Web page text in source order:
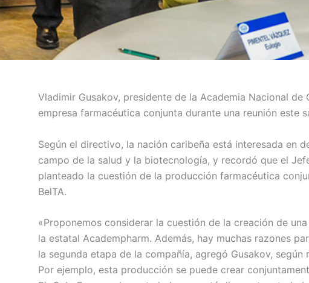
Vladimir Gusakov, presidente de la Academia Nacional de
empresa farmacéutica conjunta durante una reunión este
Según el directivo, la nación caribeña está interesada en
campo de la salud y la biotecnología, y recordó que el
planteado la cuestión de la producción farmacéutica
BelTA.
«Proponemos considerar la cuestión de la creación de
la estatal Academpharm. Además, hay muchas razones
la segunda etapa de la compañía, agregó Gusakov, según
Por ejemplo, esta producción se puede crear